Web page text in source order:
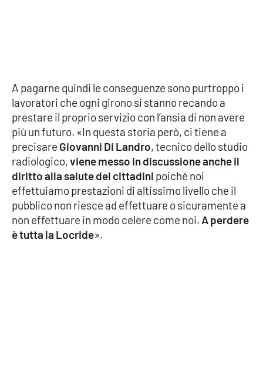
Destinazioni
Eventi
Food
Storie
LAC
NETWORK
A pagarne quindi le conseguenze sono purtroppo i
lavoratori che ogni girono si stanno recando a
prestare il proprio servizio con l’ansia di non avere
più un futuro. «In questa storia però, ci tiene a
precisare Giovanni Di Landro, tecnico dello studio
radiologico,viene messo in discussione anche il
diritto alla salute dei cittadini poiché noi
effettuiamo prestazioni di altissimo livello che il
pubblico non riesce ad effettuare o sicuramente a
non effettuare in modo celere come noi. A perdere
è tutta la Locride».